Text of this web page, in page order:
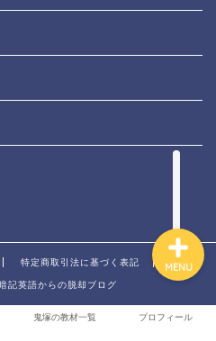
特定商取引法に基づく表記
英語からの脱却ブログ
鬼塚の教材一覧 プロフィール
MENU
ヵ月で800点講座